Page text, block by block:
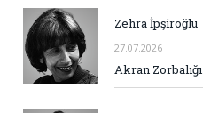
Zehra İpşiroğlu
27.07.2026
Akran Zorbalığı